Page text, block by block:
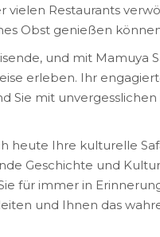
vielen Restaurants
Obst genießen
und mit Mamuya
erleben. Ihr
Sie mit
heute Ihre kulturelle
Geschichte und
für immer in
und Ihnen das